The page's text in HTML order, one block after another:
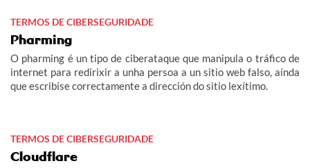
TERMOS DE CIBERSEGURIDADE
Pharming
O pharming é un tipo de ciberataque que manipula o tráfico de
internet para redirixir a unha persoa a un sitio web falso, aínda
que escribise correctamente a dirección do sitio lexítimo.
TERMOS DE CIBERSEGURIDADE
Cloudflare